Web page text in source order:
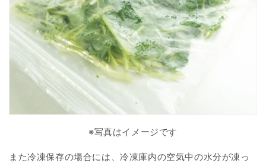
※写真はイメージです
また冷凍保存の場合には、冷凍庫内の空気中の水分が凍っ